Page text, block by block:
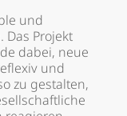
und
Projekt
dabei, neue
und
zu gestalten,